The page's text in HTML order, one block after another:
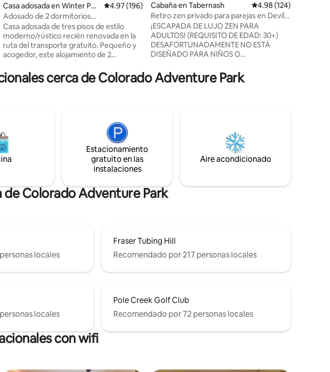
4.96 de 5, 101 reseñas
Casa adosada en Winter Par
k
Calificación promedio: 4.97 de 5, 196 reseñas
4.97 (196)
Adosado de 2 dormitorios
moderno/rústico + loft adicional
Casa adosada de tres pisos de estilo
moderno/rústico recién renovada en la
ruta del transporte gratuito. Pequeño y
acogedor, este alojamiento de 2
cómodamente a 5 personas, pero debe
tenerse en cuenta que solo hay 1 baño
WP Resort. Vasquez Road está a 0,4
millas de la puerta principal para acceder
a todo lo que el Bosque Nacional tiene
para ofrecer (senderismo, excursiones
con raquetas de nieve, ciclismo de
Cabaña en Tabernash Calificación promedio:
4.98 (124)
Retiro zen privado para parejas en Devil's
Thumb
¡ESCAPADA DE LUJO ZEN PARA
ADULTOS! (REQUISITO DE EDAD: 30+)
DESAFORTUNADAMENTE NO ESTÁ
DISEÑADO PARA NIÑOS O
desean DESCONECTAR, RELAJARSE,
RECONECTAR y SANAR el ALMA con
a la montaña. Complementos de lujo
disponibles: masaje privado o sumiller
privado/chef con maridaje de vinos (se
cerca de Colorado Adventure Park
Estacionamiento
gratuito en las
instalaciones
Aire acondicionado
Colorado Adventure Park
locales
Fraser Tubing Hill
Recomendado por 217 personas locales
locales
Pole Creek Golf Club
Recomendado por 72 personas locales
con wifi